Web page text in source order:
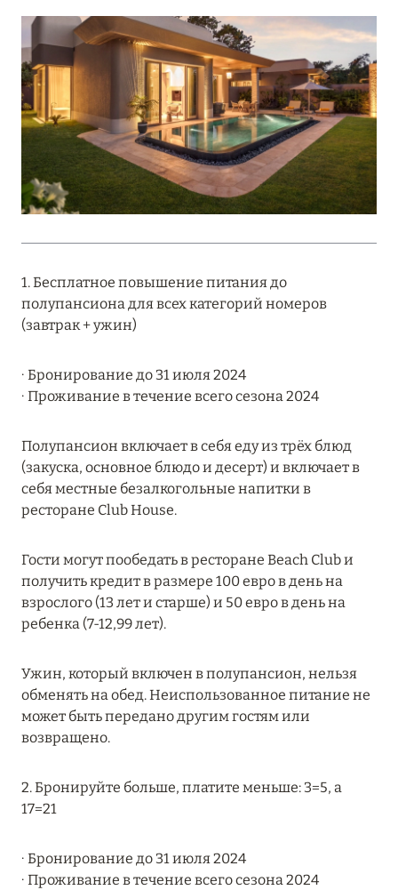
18 мая 2026
THE ST. REGIS MALDIVES VOMMULI:
МАНИФЕСТ ЭСТЕТИКИ В САМОМ СЕРДЦЕ
ОКЕАНА
Подробнее
ПРЯМОЙ ПЕРЕЛЁТ
Подробнее
20 марта 2026
LA CARTE PREMIUM ПО ОТЕЛЮ WALDORF
ASTORIA MALDIVES ITHAAFUSHI, МАЛЬДИВЫ
Подробнее
MANDARIN ORIENTAL JUMEIRA — SUITE
NOVEMBER
13 мая 2025
ЗАБРОНИРУЙТЕ FOUR SEASONS RESORT
Подробнее
04 апреля 2025
1. Бесплатное повышение питания до
полупансиона для всех категорий номеров
(завтрак + ужин)
∙ Бронирование до 31 июля 2024
∙ Проживание в течение всего сезона 2024
Полупансион включает в себя еду из трёх блюд
(закуска, основное блюдо и десерт) и включает в
себя местные безалкогольные напитки в
ресторане Club House.
Гости могут пообедать в ресторане Beach Club и
получить кредит в размере 100 евро в день на
взрослого (13 лет и старше) и 50 евро в день на
ребенка (7-12,99 лет).
Ужин, который включен в полупансион, нельзя
обменять на обед. Неиспользованное питание не
может быть передано другим гостям или
возвращено.
2. Бронируйте больше, платите меньше: 3=5, а
17=21
∙ Бронирование до 31 июля 2024
∙ Проживание в течение всего сезона 2024